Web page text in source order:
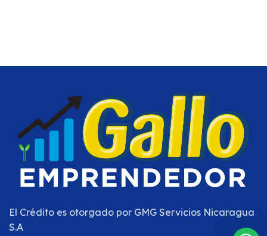
El Crédito es otorgado por GMG Servicios Nicaragua
S.A